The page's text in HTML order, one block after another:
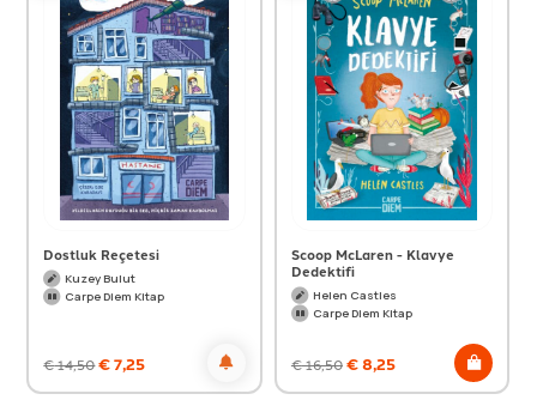
Dostluk Reçetesi
Kuzey Bulut
Carpe Diem Kitap
€14,50€7,25
Scoop McLaren - Klavye
Dedektifi
Helen Castles
Carpe Diem Kitap
€16,50€8,25